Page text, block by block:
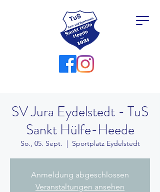
SV Jura Eydelstedt - TuS
Sankt Hülfe-Heede
So., 05. Sept.
  |
Sportplatz Eydelstedt
Anmeldung abgeschlossen
Veranstaltungen ansehen